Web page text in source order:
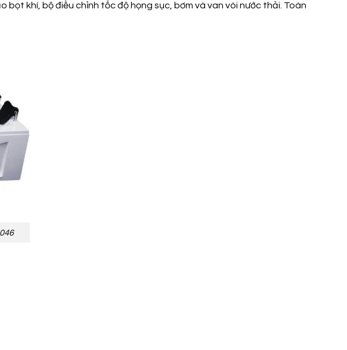
khí, bộ điều chỉnh tốc độ họng sục, bơm và van vòi nước thải. Toàn